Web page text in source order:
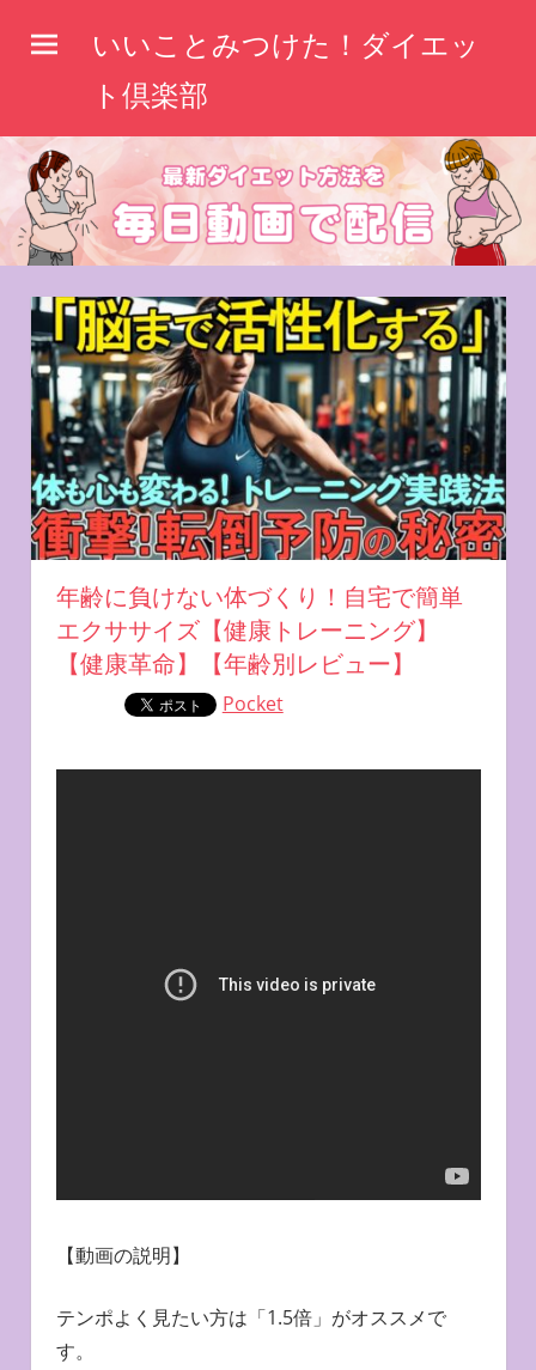
ス
キ
いいことみつけた！ダイエッ
ト倶楽部
年齢に負けない体づくり！自宅で簡単
エクササイズ【健康トレーニング】
【健康革命】【年齢別レビュー】
Pocket
【動画の説明】
テンポよく見たい方は「1.5倍」がオススメで
す。